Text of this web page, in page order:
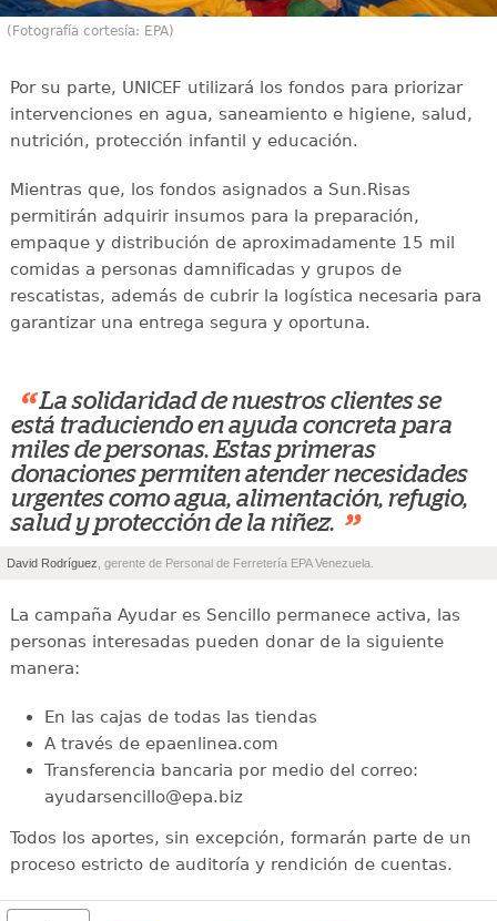
(Fotografía cortesía: EPA)
Por su parte, UNICEF utilizará los fondos para priorizar
intervenciones en agua, saneamiento e higiene, salud,
nutrición, protección infantil y educación.
Mientras que, los fondos asignados a Sun.Risas
permitirán adquirir insumos para la preparación,
empaque y distribución de aproximadamente 15 mil
comidas a personas damnificadas y grupos de
rescatistas, además de cubrir la logística necesaria para
garantizar una entrega segura y oportuna.
“ La solidaridad de nuestros clientes se
está traduciendo en ayuda concreta para
miles de personas. Estas primeras
donaciones permiten atender necesidades
urgentes como agua, alimentación, refugio,
salud y protección de la niñez. ”
David Rodríguez , gerente de Personal de Ferretería EPA Venezuela.
La campaña Ayudar es Sencillo permanece activa, las
personas interesadas pueden donar de la siguiente
manera:
En las cajas de todas las tiendas
A través de epaenlinea.com
Transferencia bancaria por medio del correo:
ayudarsencillo@epa.biz
Todos los aportes, sin excepción, formarán parte de un
proceso estricto de auditoría y rendición de cuentas.